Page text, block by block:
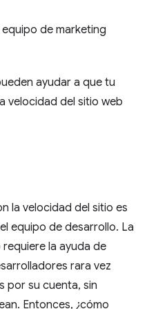
de marketing
ayudar a que tu
velocidad del sitio web
la velocidad del sitio es
equipo de desarrollo. La
la ayuda de
rara vez
por su cuenta, sin
Entonces, ¿cómo